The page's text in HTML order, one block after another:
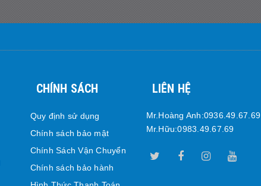
CHÍNH SÁCH
Quy định sử dụng
Chính sách bảo mật
Chính Sách Vận Chuyển
Chính sách bảo hành
LIÊN HỆ
Mr.Hoàng Anh:0936.49.67.69
Mr.Hữu:0983.49.67.69